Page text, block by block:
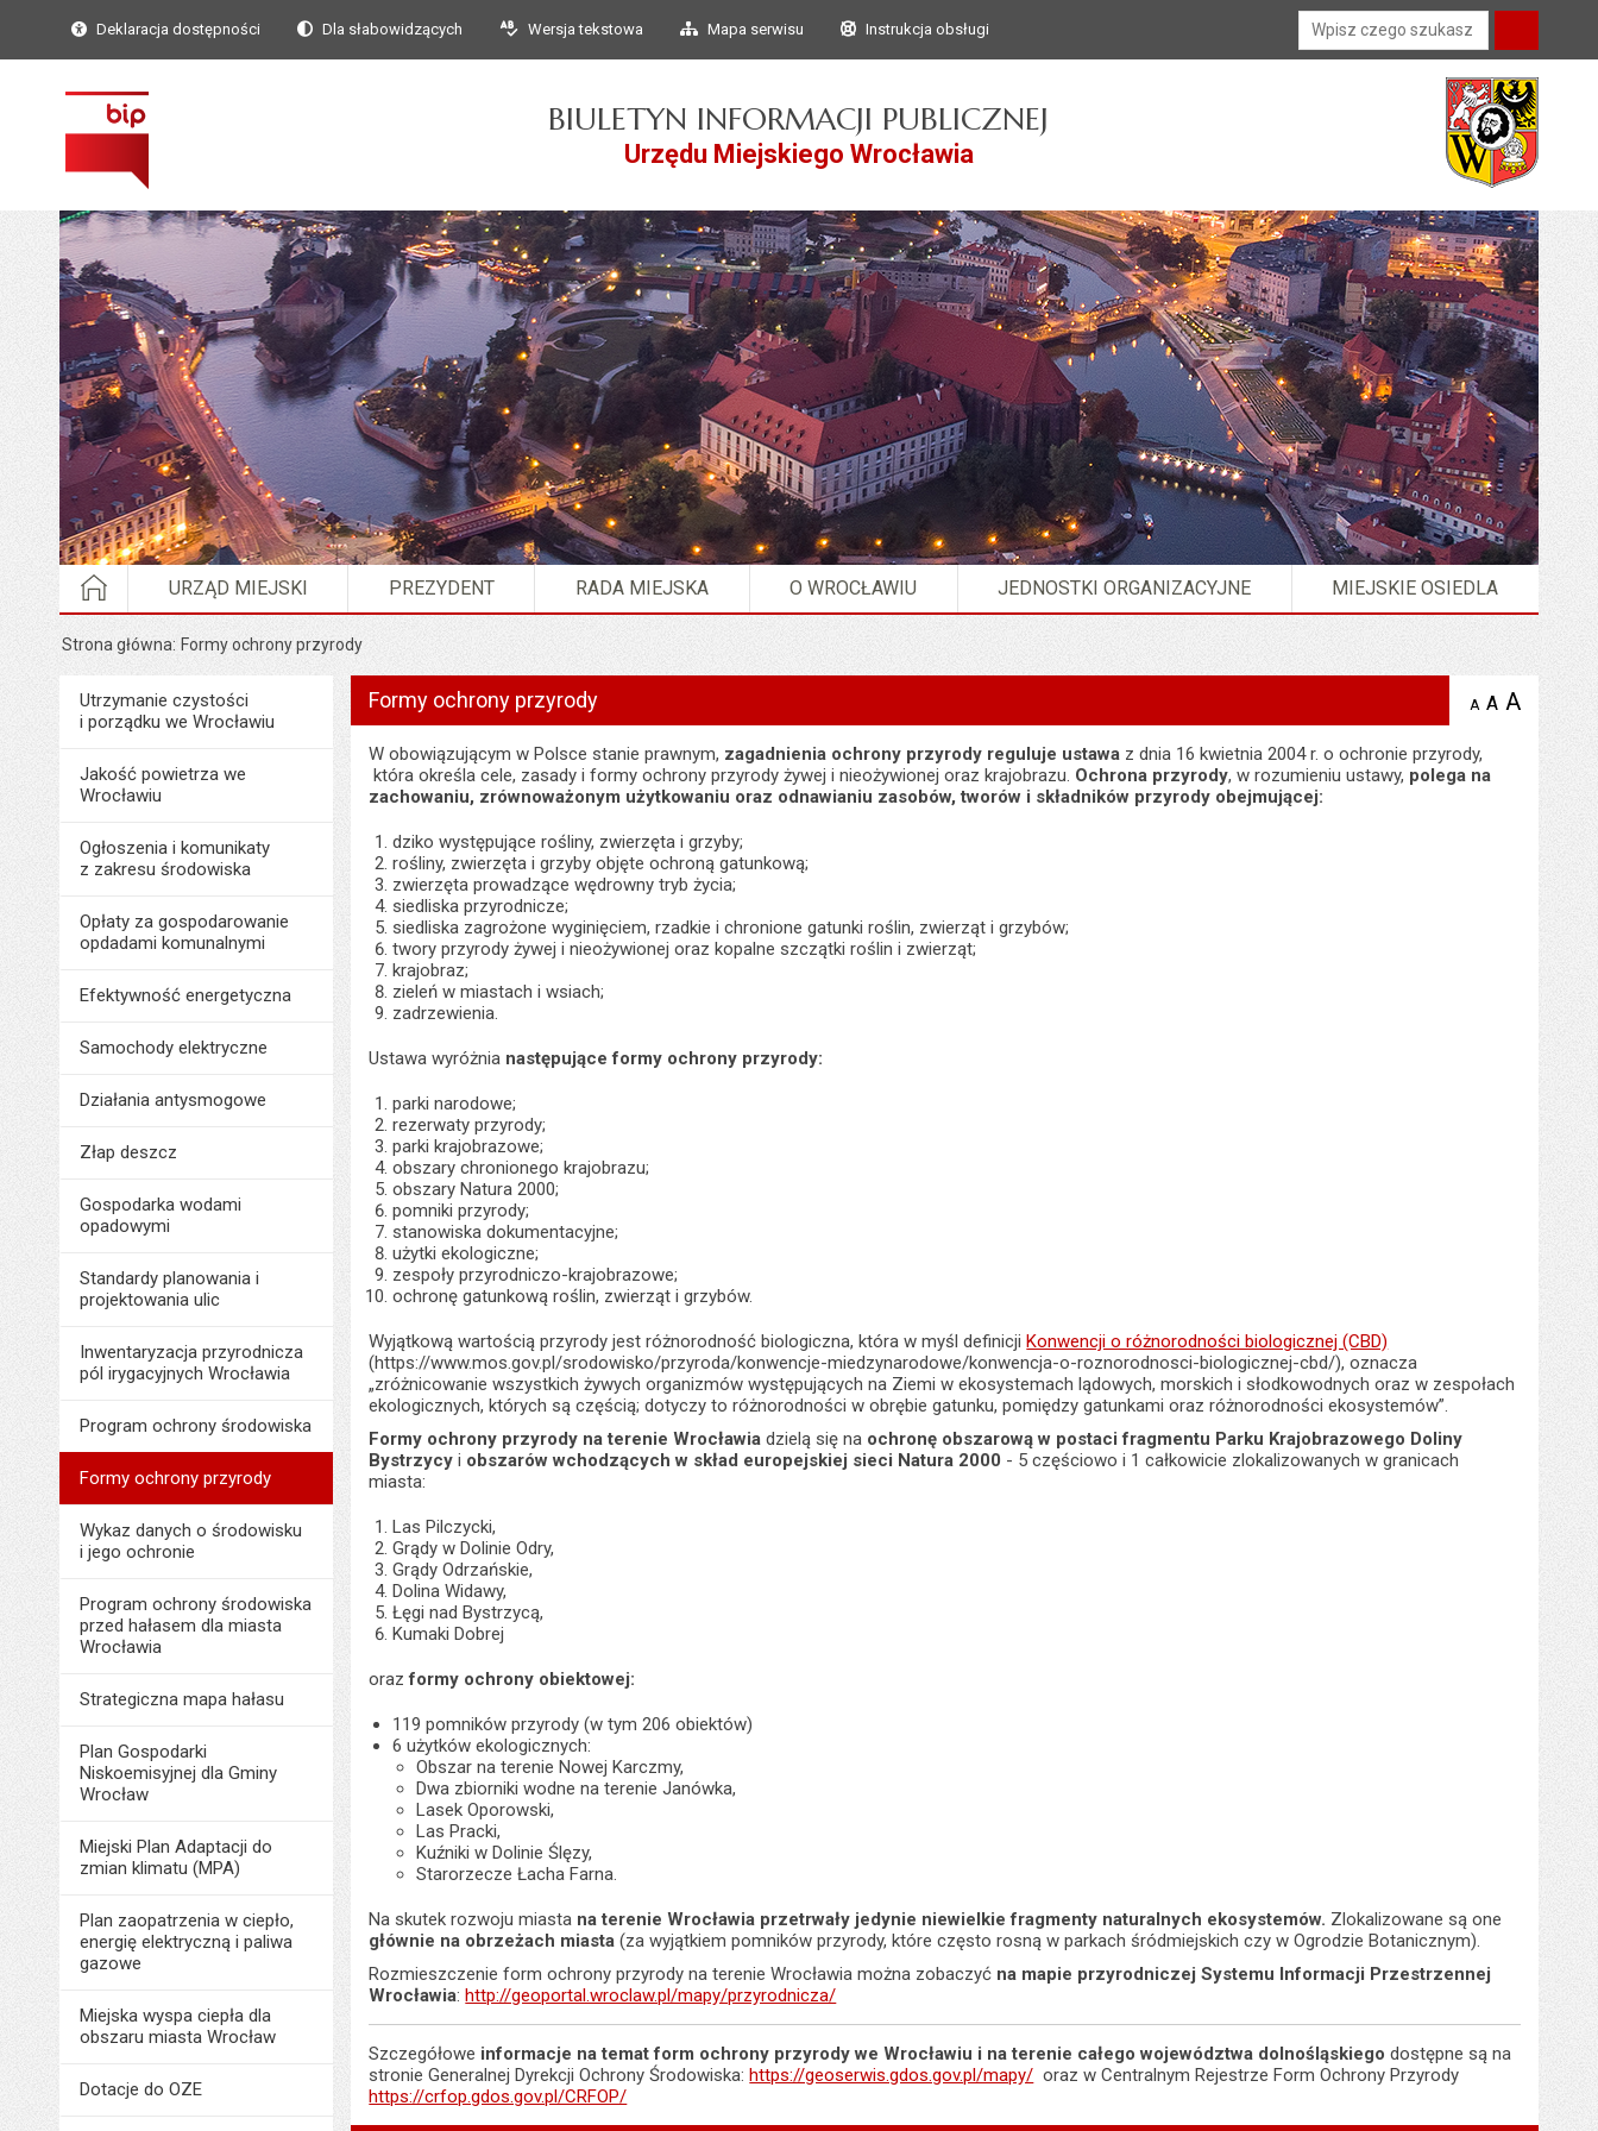
Przejdź do głównego
Przejdź do treści
Deklaracja dostępności Dla słabowidzących Wersja tekstowa Mapa serwisu Instrukcja obsługi Wyszukiwarka
BIULETYN INFORMACJI PUBLICZNEJ
Urzędu Miejskiego Wrocławia
STRONA GŁÓWNA
URZĄD MIEJSKI PREZYDENT RADA MIEJSKA O WROCŁAWIU JEDNOSTKI ORGANIZACYJNE MIEJSKIE OSIEDLA
Strona główna Formy ochrony przyrody
MenuŚrodowisko i ekologia
Utrzymanie czystości
i porządku we Wrocławiu
Jakość powietrza we
Wrocławiu
Ogłoszenia i komunikaty
z zakresu środowiska
Opłaty za gospodarowanie
opdadami komunalnymi
Efektywność energetyczna
Samochody elektryczne
Działania antysmogowe
Złap deszcz
Gospodarka wodami
opadowymi
Standardy planowania i
projektowania ulic
Inwentaryzacja przyrodnicza
pól irygacyjnych Wrocławia
Program ochrony środowiska
Formy ochrony przyrody
Wykaz danych o środowisku
i jego ochronie
Program ochrony środowiska
przed hałasem dla miasta
Wrocławia
Strategiczna mapa hałasu
Plan Gospodarki
Niskoemisyjnej dla Gminy
Wrocław
Miejski Plan Adaptacji do
zmian klimatu (MPA)
Plan zaopatrzenia w ciepło,
energię elektryczną i paliwa
gazowe
Miejska wyspa ciepła dla
obszaru miasta Wrocław
Dotacje do OZE
Formy ochrony przyrody A zmniejsz
A domyślna
A
W obowiązującym w Polsce stanie prawnym, zagadnienia ochrony przyrody reguluje ustawa z dnia 16 kwietnia 2004 r. o ochronie przyrody,
która określa cele, zasady i formy ochrony przyrody żywej i nieożywionej oraz krajobrazu. Ochrona przyrody, w rozumieniu ustawy, polega na
zachowaniu, zrównoważonym użytkowaniu oraz odnawianiu zasobów, tworów i składników przyrody obejmującej:
dziko występujące rośliny, zwierzęta i grzyby;
rośliny, zwierzęta i grzyby objęte ochroną gatunkową;
zwierzęta prowadzące wędrowny tryb życia;
siedliska przyrodnicze;
siedliska zagrożone wyginięciem, rzadkie i chronione gatunki roślin, zwierząt i grzybów;
twory przyrody żywej i nieożywionej oraz kopalne szczątki roślin i zwierząt;
krajobraz;
zieleń w miastach i wsiach;
zadrzewienia.
Ustawa wyróżnia następujące formy ochrony przyrody:
parki narodowe;
rezerwaty przyrody;
parki krajobrazowe;
obszary chronionego krajobrazu;
obszary Natura 2000;
pomniki przyrody;
stanowiska dokumentacyjne;
użytki ekologiczne;
zespoły przyrodniczo-krajobrazowe;
ochronę gatunkową roślin, zwierząt i grzybów.
Wyjątkową wartością przyrody jest różnorodność biologiczna, która w myśl definicjiKonwencji o różnorodności biologicznej (CBD)
(https://www.mos.gov.pl/srodowisko/przyroda/konwencje-miedzynarodowe/konwencja-o-roznorodnosci-biologicznej-cbd/), oznacza
„zróżnicowanie wszystkich żywych organizmów występujących na Ziemi w ekosystemach lądowych, morskich i słodkowodnych oraz w zespołach
ekologicznych, których są częścią; dotyczy to różnorodności w obrębie gatunku, pomiędzy gatunkami oraz różnorodności ekosystemów”.
Formy ochrony przyrody na terenie Wrocławia dzielą się na ochronę obszarową w postaci fragmentu Parku Krajobrazowego Doliny
Bystrzycy i obszarów wchodzących w skład europejskiej sieci Natura 2000 - 5 częściowo i 1 całkowicie zlokalizowanych w granicach
miasta:
Las Pilczycki,
Grądy w Dolinie Odry,
Grądy Odrzańskie,
Dolina Widawy,
Łęgi nad Bystrzycą,
Kumaki Dobrej
oraz formy ochrony obiektowej:
119 pomników przyrody (w tym 206 obiektów)
6 użytków ekologicznych:
Obszar na terenie Nowej Karczmy,
Dwa zbiorniki wodne na terenie Janówka,
Lasek Oporowski,
Las Pracki,
Kuźniki w Dolinie Ślęzy,
Starorzecze Łacha Farna.
Na skutek rozwoju miasta na terenie Wrocławia przetrwały jedynie niewielkie fragmenty naturalnych ekosystemów. Zlokalizowane są one
głównie na obrzeżach miasta (za wyjątkiem pomników przyrody, które często rosną w parkach śródmiejskich czy w Ogrodzie Botanicznym).
Rozmieszczenie form ochrony przyrody na terenie Wrocławia można zobaczyć na mapie przyrodniczej Systemu Informacji Przestrzennej
Wrocławia:http://geoportal.wroclaw.pl/mapy/przyrodnicza/
Szczegółowe informacje na temat form ochrony przyrody we Wrocławiu i na terenie całego województwa dolnośląskiego dostępne są na
stronie Generalnej Dyrekcji Ochrony Środowiska:https://geoserwis.gdos.gov.pl/mapy/ oraz w Centralnym Rejestrze Form Ochrony Przyrody
https://crfop.gdos.gov.pl/CRFOP/